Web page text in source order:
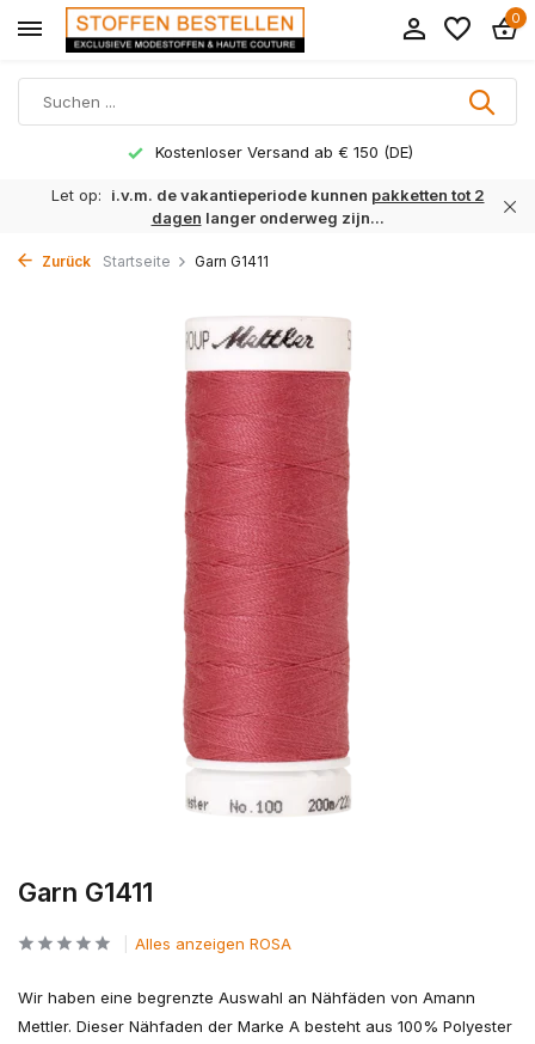
0
Kostenloser Versand ab € 150 (DE)
Let op: i.v.m. de vakantieperiode kunnen pakketten tot 2
dagen langer onderweg zijn...
Zurück Startseite Garn G1411
Garn G1411
Alles anzeigen ROSA
Wir haben eine begrenzte Auswahl an Nähfäden von Amann
Mettler. Dieser Nähfaden der Marke A besteht aus 100% Polyester